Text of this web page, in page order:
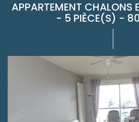
APPARTEMENT CHALONS
- 5 PIÈCE(S) -